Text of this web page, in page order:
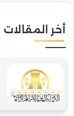
التقليدية
أخر المقالات